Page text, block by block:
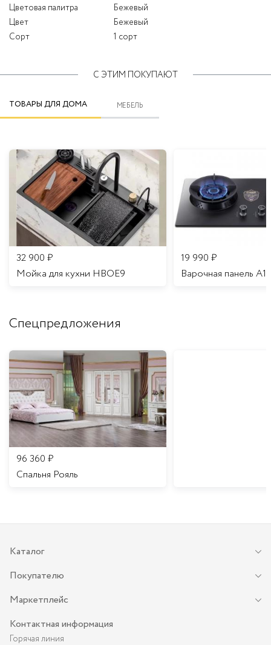
Цветовая палитра
Бежевый
Цвет
Бежевый
Сорт
1 сорт
С ЭТИМ ПОКУПАЮТ
ТОВАРЫ ДЛЯ ДОМА МЕБЕЛЬ
32 900 ₽
Мойка для кухни HBOE9
19 990 ₽
Варочная панель A16
Спецпредложения
96 360 ₽
Спальня Рояль
Каталог
Покупателю
Маркетплейс
Контактная информация
Горячая линия